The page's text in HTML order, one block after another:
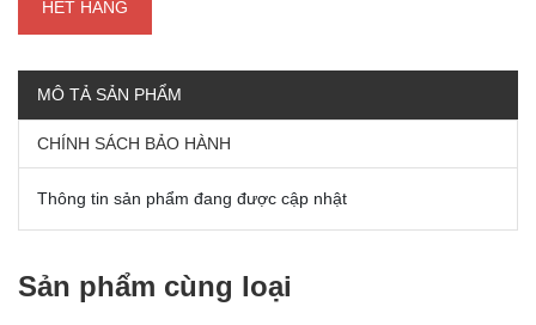
HẾT HÀNG
MÔ TẢ SẢN PHẨM
CHÍNH SÁCH BẢO HÀNH
Thông tin sản phẩm đang được cập nhật
Sản phẩm cùng loại